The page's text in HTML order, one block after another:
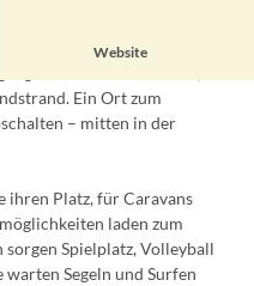
Website
liegt ruhig und idyllisch
Ein Ort zum
– mitten in der
ihren Platz, für Caravans
laden zum
Spielplatz, Volleyball
warten Segeln und Surfen